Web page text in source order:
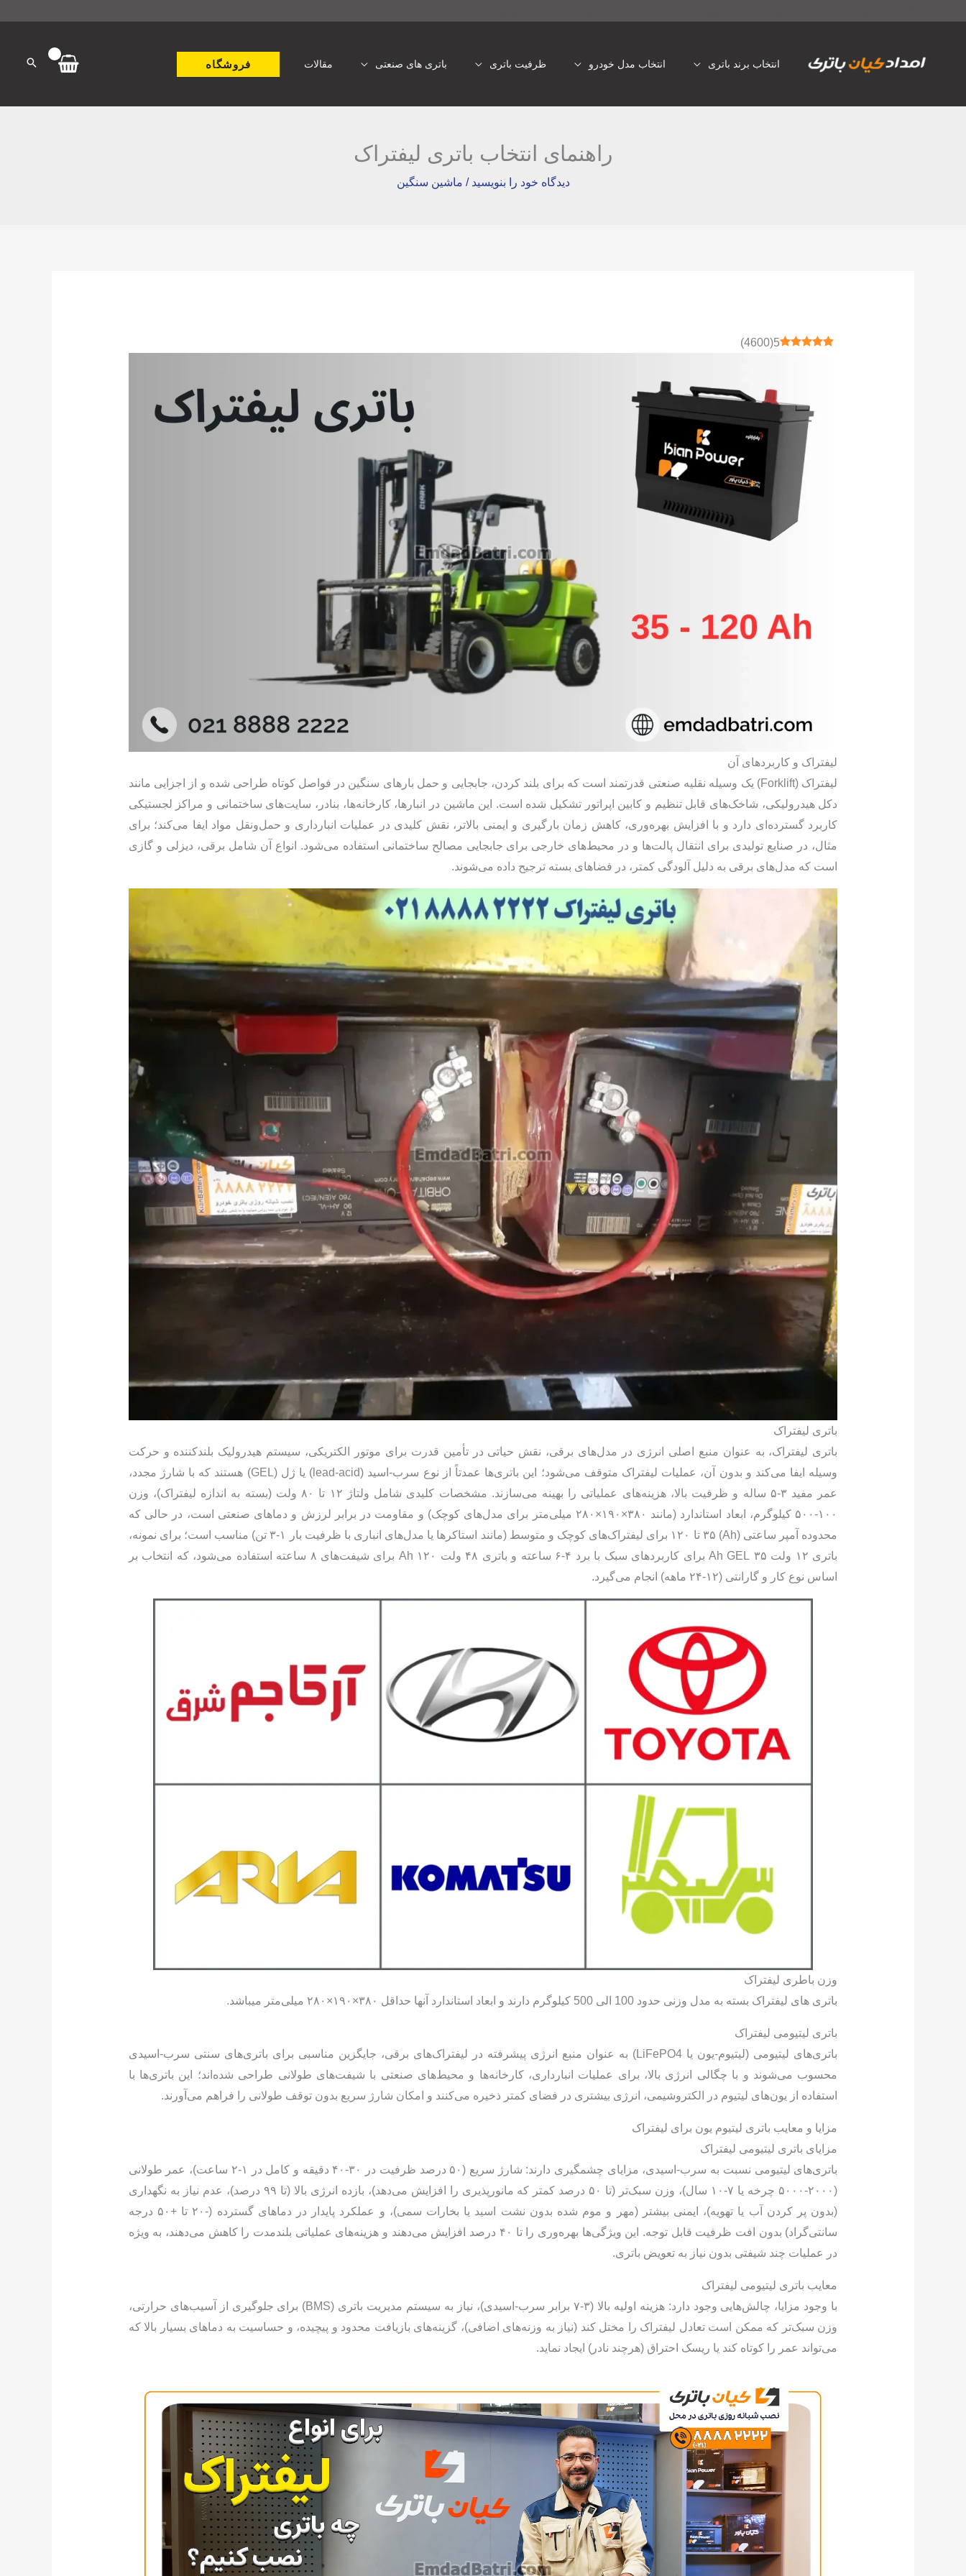
انتخاب برند باتری انتخاب مدل خودرو ظرفیت باتری باتری های صنعتی مقالات فروشگاه
راهنمای انتخاب باتری لیفتراک
دیدگاه‌ خود را بنویسید / ماشین سنگین
5
(
4600
)
لیفتراک و کاربردهای آن
لیفتراک (Forklift) یک وسیله نقلیه صنعتی قدرتمند است که برای بلند کردن، جابجایی و حمل بارهای سنگین در فواصل کوتاه طراحی شده و از اجزایی مانند
دکل هیدرولیکی، شاخک‌های قابل تنظیم و کابین اپراتور تشکیل شده است. این ماشین در انبارها، کارخانه‌ها، بنادر، سایت‌های ساختمانی و مراکز لجستیکی
کاربرد گسترده‌ای دارد و با افزایش بهره‌وری، کاهش زمان بارگیری و ایمنی بالاتر، نقش کلیدی در عملیات انبارداری و حمل‌ونقل مواد ایفا می‌کند؛ برای
مثال، در صنایع تولیدی برای انتقال پالت‌ها و در محیط‌های خارجی برای جابجایی مصالح ساختمانی استفاده می‌شود. انواع آن شامل برقی، دیزلی و گازی
است که مدل‌های برقی به دلیل آلودگی کمتر، در فضاهای بسته ترجیح داده می‌شوند.
باتری لیفتراک
باتری لیفتراک، به عنوان منبع اصلی انرژی در مدل‌های برقی، نقش حیاتی در تأمین قدرت برای موتور الکتریکی، سیستم هیدرولیک بلندکننده و حرکت
وسیله ایفا می‌کند و بدون آن، عملیات لیفتراک متوقف می‌شود؛ این باتری‌ها عمدتاً از نوع سرب-اسید (lead-acid) یا ژل (GEL) هستند که با شارژ مجدد،
عمر مفید ۳-۵ ساله و ظرفیت بالا، هزینه‌های عملیاتی را بهینه می‌سازند. مشخصات کلیدی شامل ولتاژ ۱۲ تا ۸۰ ولت (بسته به اندازه لیفتراک)، وزن
۱۰۰-۵۰۰ کیلوگرم، ابعاد استاندارد (مانند ۳۸۰×۱۹۰×۲۸۰ میلی‌متر برای مدل‌های کوچک) و مقاومت در برابر لرزش و دماهای صنعتی است، در حالی که
محدوده آمپر ساعتی (Ah) ۳۵ تا ۱۲۰ برای لیفتراک‌های کوچک و متوسط (مانند استاکرها یا مدل‌های انباری با ظرفیت بار ۱-۳ تن) مناسب است؛ برای نمونه،
باتری ۱۲ ولت ۳۵ Ah GEL برای کاربردهای سبک با برد ۴-۶ ساعته و باتری ۴۸ ولت ۱۲۰ Ah برای شیفت‌های ۸ ساعته استفاده می‌شود، که انتخاب بر
اساس نوع کار و گارانتی (۱۲-۲۴ ماهه) انجام می‌گیرد.
وزن باطری لیفتراک
باتری های لیفتراک بسته به مدل وزنی حدود 100 الی 500 کیلوگرم دارند و ابعاد استاندارد آنها حداقل ۳۸۰×۱۹۰×۲۸۰ میلی‌متر میباشد.
باتری لیتیومی لیفتراک
باتری‌های لیتیومی (لیتیوم-یون یا LiFePO4) به عنوان منبع انرژی پیشرفته در لیفتراک‌های برقی، جایگزین مناسبی برای باتری‌های سنتی سرب-اسیدی
محسوب می‌شوند و با چگالی انرژی بالا، برای عملیات انبارداری، کارخانه‌ها و محیط‌های صنعتی با شیفت‌های طولانی طراحی شده‌اند؛ این باتری‌ها با
استفاده از یون‌های لیتیوم در الکتروشیمی، انرژی بیشتری در فضای کمتر ذخیره می‌کنند و امکان شارژ سریع بدون توقف طولانی را فراهم می‌آورند.
مزایا و معایب باتری لیتیوم یون برای لیفتراک
مزایای باتری لیتیومی لیفتراک
باتری‌های لیتیومی نسبت به سرب-اسیدی، مزایای چشمگیری دارند: شارژ سریع (۵۰ درصد ظرفیت در ۳۰-۴۰ دقیقه و کامل در ۱-۲ ساعت)، عمر طولانی
(۲۰۰۰-۵۰۰۰ چرخه یا ۷-۱۰ سال)، وزن سبک‌تر (تا ۵۰ درصد کمتر که مانورپذیری را افزایش می‌دهد)، بازده انرژی بالا (تا ۹۹ درصد)، عدم نیاز به نگهداری
(بدون پر کردن آب یا تهویه)، ایمنی بیشتر (مهر و موم شده بدون نشت اسید یا بخارات سمی)، و عملکرد پایدار در دماهای گسترده (-۲۰ تا +۵۰ درجه
سانتی‌گراد) بدون افت ظرفیت قابل توجه. این ویژگی‌ها بهره‌وری را تا ۴۰ درصد افزایش می‌دهند و هزینه‌های عملیاتی بلندمدت را کاهش می‌دهند، به ویژه
در عملیات چند شیفتی بدون نیاز به تعویض باتری.
معایب باتری لیتیومی لیفتراک
با وجود مزایا، چالش‌هایی وجود دارد: هزینه اولیه بالا (۳-۷ برابر سرب-اسیدی)، نیاز به سیستم مدیریت باتری (BMS) برای جلوگیری از آسیب‌های حرارتی،
وزن سبک‌تر که ممکن است تعادل لیفتراک را مختل کند (نیاز به وزنه‌های اضافی)، گزینه‌های بازیافت محدود و پیچیده، و حساسیت به دماهای بسیار بالا که
می‌تواند عمر را کوتاه کند یا ریسک احتراق (هرچند نادر) ایجاد نماید.